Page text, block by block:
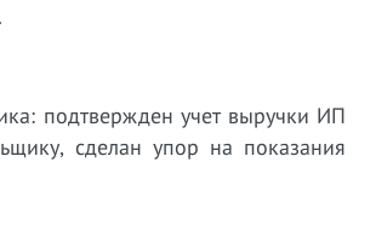
.
подтвержден учет выручки ИП
сделан упор на показания